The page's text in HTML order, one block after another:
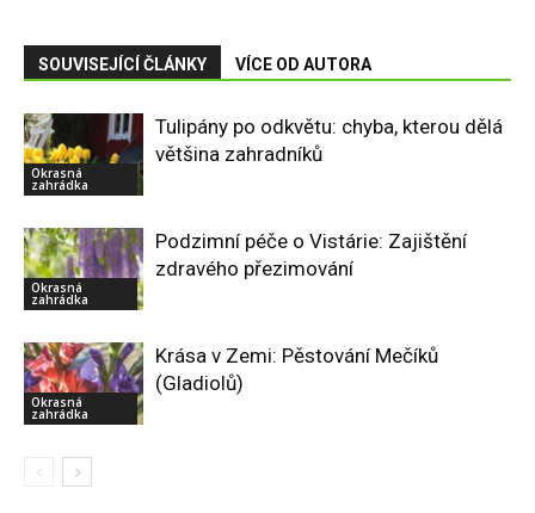
SOUVISEJÍCÍ ČLÁNKY VÍCE OD AUTORA
Okrasná
zahrádka
Tulipány po odkvětu: chyba, kterou dělá
většina zahradníků
Okrasná
zahrádka
Podzimní péče o Vistárie: Zajištění
zdravého přezimování
Okrasná
zahrádka
Krása v Zemi: Pěstování Mečíků
(Gladiolů)